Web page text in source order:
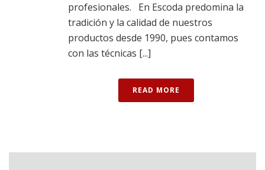
profesionales. En Escoda predomina la
tradición y la calidad de nuestros
productos desde 1990, pues contamos
con las técnicas [...]
READ MORE